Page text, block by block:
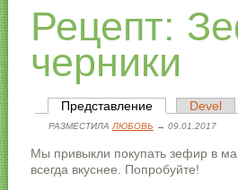
Рецепт:
черники
Главные
Представление(активнаяDevel
РАЗМЕСТИЛА ЛЮБОВЬ → 09.01.2017
Мы привыкли покупать зефир в
всегда вкуснее. Попробуйте!